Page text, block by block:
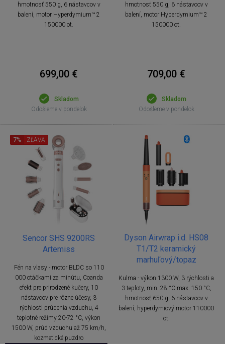
hmotnosť 550 g, 6 nástavcov v
balení, motor Hyperdymium™ 2
150000 ot.
699,00 €
Skladom
Odošleme v pondelok
hmotnosť 550 g, 6 nástavcov v
balení, motor Hyperdymium™ 2
150000 ot.
709,00 €
Skladom
Odošleme v pondelok
Sencor SHS 9200RS
Artemiss
Fén na vlasy - motor BLDC so 110
000 otáčkami za minútu, Coanda
efekt pre prirodzené kučery, 10
nástavcov pre rôzne účesy, 3
rýchlosti prúdenia vzduchu, 4
teplotné režimy 20-72 °C, výkon
1500 W, prúd vzduchu až 75 km/h,
kozmetické puzdro
7% ZĽAVA
Dyson Airwrap i.d. HS08
T1/T2 keramický
marhuľový/topaz
Kulma - výkon 1300 W, 3 rýchlosti a
3 teploty, min. 28 °C max. 150 °C,
hmotnosť 650 g, 6 nástavcov v
balení, hyperdymiový motor 110000
ot.